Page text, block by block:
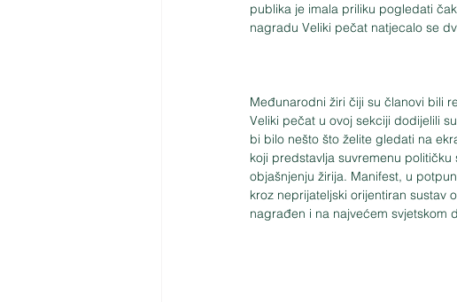
publika je imala priliku pogledati
nagradu Veliki pečat natjecalo se
Međunarodni žiri čiji su članovi bili
Veliki pečat u ovoj sekciji dodijelili
bi bilo nešto što želite gledati na
koji predstavlja suvremenu
objašnjenju žirija. Manifest, u
kroz neprijateljski orijentiran sustav
nagrađen i na najvećem svjetskom